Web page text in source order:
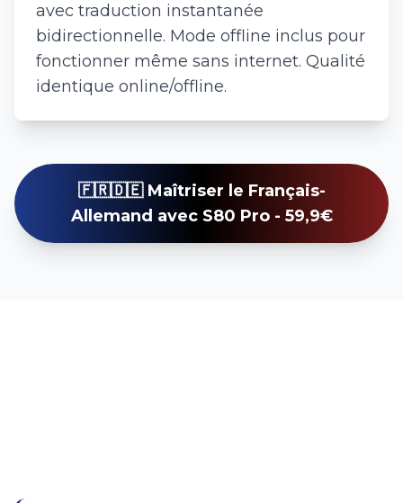
avec traduction instantanée
bidirectionnelle. Mode offline inclus pour
fonctionner même sans internet. Qualité
identique online/offline.
🇫🇷🇩🇪 Maîtriser le Français-
Allemand avec S80 Pro - 59,9€